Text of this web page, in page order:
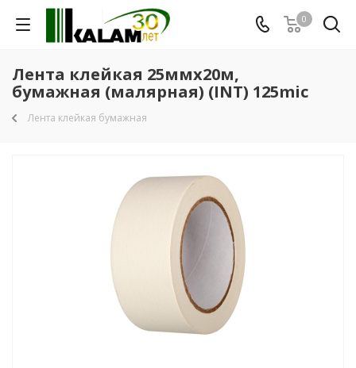
0
Лента клейкая 25ммx20м,
бумажная (малярная) (INT) 125mic
Лента клейкая бумажная